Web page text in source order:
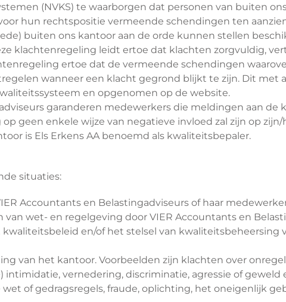
(NVKS) te waarborgen dat personen van buiten
hun rechtspositie vermeende schendingen ten
buiten ons kantoor aan de orde kunnen stellen
klachtenregeling leidt ertoe dat klachten zorgvuldig,
ertoe dat de vermeende schendingen
wanneer een klacht gegrond blijkt te zijn. Dit met
en opgenomen op de website.
garanderen medewerkers die meldingen aan de
geen enkele wijze van negatieve invloed zal zijn op
is Els Erkens AA benoemd als kwaliteitsbepaler.
situaties:
Accountants en Belastingadviseurs of haar
wet- en regelgeving door VIER Accountants en
en/of het stelsel van kwaliteitsbeheersing
van het kantoor. Voorbeelden zijn klachten over
vernedering, discriminatie, agressie of geweld
of gedragsregels, fraude, oplichting, het oneigenlijk